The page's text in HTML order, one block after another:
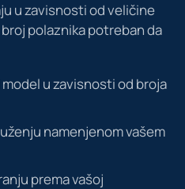
u zavisnosti od veličine
polaznika potreban da
u zavisnosti od broja
namenjenom vašem
prema vašoj